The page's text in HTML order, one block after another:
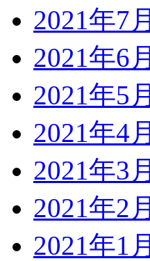
2021年7月
2021年6月
2021年5月
2021年4月
2021年3月
2021年2月
2021年1月